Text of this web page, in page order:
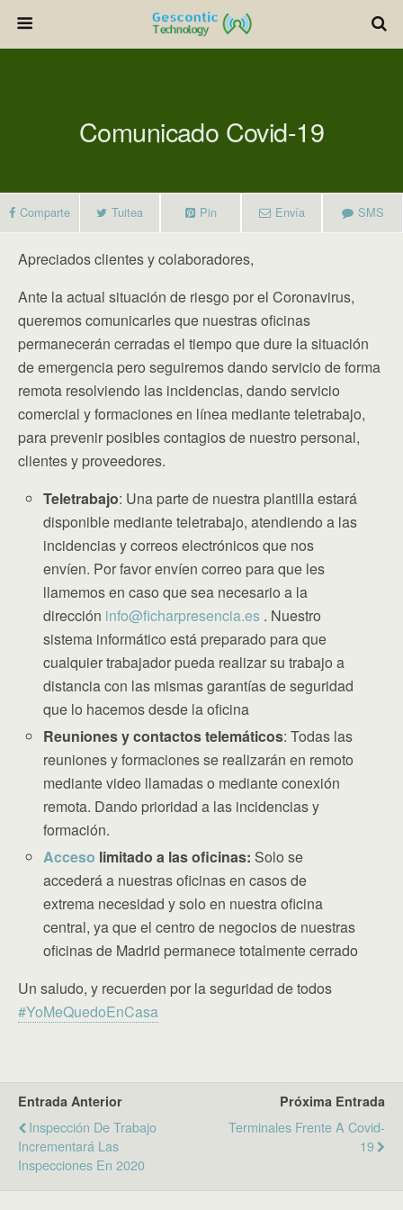
Comunicado Covid-19
Comparte Tuitea Pin Envía SMS
Apreciados clientes y colaboradores,
Ante la actual situación de riesgo por el Coronavirus,
queremos comunicarles que nuestras oficinas
permanecerán cerradas el tiempo que dure la situación
de emergencia pero seguiremos dando servicio de forma
remota resolviendo las incidencias, dando servicio
comercial y formaciones en línea mediante teletrabajo,
para prevenir posibles contagios de nuestro personal,
clientes y proveedores.
Teletrabajo: Una parte de nuestra plantilla estará
disponible mediante teletrabajo, atendiendo a las
incidencias y correos electrónicos que nos
envíen. Por favor envíen correo para que les
llamemos en caso que sea necesario a la
dirección info@ficharpresencia.es . Nuestro
sistema informático está preparado para que
cualquier trabajador pueda realizar su trabajo a
distancia con las mismas garantías de seguridad
que lo hacemos desde la oficina
Reuniones y contactos telemáticos: Todas las
reuniones y formaciones se realizarán en remoto
mediante video llamadas o mediante conexión
remota. Dando prioridad a las incidencias y
formación.
Acceso limitado a las oficinas: Solo se
accederá a nuestras oficinas en casos de
extrema necesidad y solo en nuestra oficina
central, ya que el centro de negocios de nuestras
oficinas de Madrid permanece totalmente cerrado
Un saludo, y recuerden por la seguridad de todos
#YoMeQuedoEnCasa
Entrada Anterior
Inspección De Trabajo
Incrementará Las
Inspecciones En 2020
Próxima Entrada
Terminales Frente A Covid-
19